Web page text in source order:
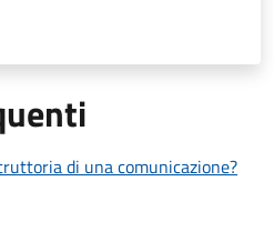
di una comunicazione?